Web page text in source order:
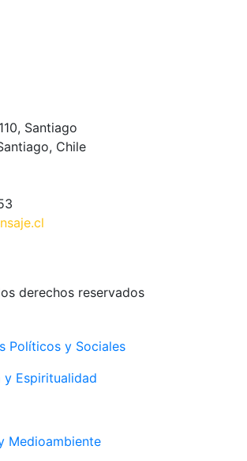
Santiago
Chile
derechos reservados
Políticos y Sociales
y Espiritualidad
Medioambiente